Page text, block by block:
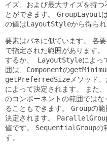
イズ、および最大サイズを持
とができます。
GroupLayout
の値はLayoutStyleから得られ
要素はバネに似ています。
各
で指定された範囲があります。
するか、
LayoutStyleによっ
囲は、 Componentの
getPreferredSize メソッド
によって決定されます。
また、
のコンポーネントの範囲では
ることもできます。
Groupの範
決定されます。
値です。
SequentialGroupの
す。